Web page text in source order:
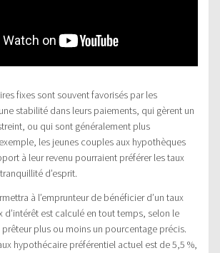
fixes sont souvent favorisés par les
stabilité dans leurs paiements, qui gèrent un
ou qui sont généralement plus
les jeunes couples aux hypothèques
à leur revenu pourraient préférer les taux
d’esprit.
à l’emprunteur de bénéficier d’un taux
d’intérêt est calculé en tout temps, selon le
plus ou moins un pourcentage précis.
hypothécaire préférentiel actuel est de 5,5 %,